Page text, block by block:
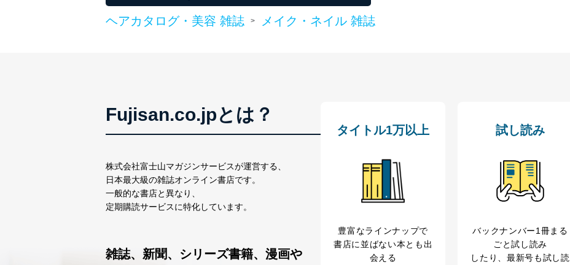
ヘアカタログ・美容 雑誌 > メイク・ネイル 雑誌
Fujisan.co.jpとは？
株式会社富士山マガジンサービスが運営する、
日本最大級の雑誌オンライン書店です。
一般的な書店と異なり、
定期購読サービスに特化しています。
雑誌、新聞、シリーズ書籍、漫画や
タイトル1万以上
豊富なラインナップで
書店に並ばない本とも出
会える
試し読み
バックナンバー1冊まる
ごと試し読み
したり、最新号も試し読